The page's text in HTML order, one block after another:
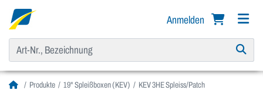
Anmelden
Produkte 19" Spleißboxen (KEV) KEV 3HE Spleiss/Patch